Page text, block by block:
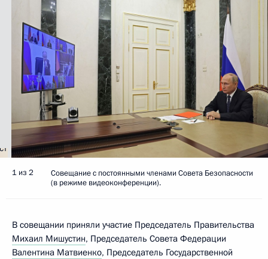
1 из 2
Совещание с постоянными членами Совета Безопасности
(в режиме видеоконференции).
В совещании приняли участие Председатель Правительства
Михаил Мишустин, Председатель Совета Федерации
Валентина Матвиенко, Председатель Государственной